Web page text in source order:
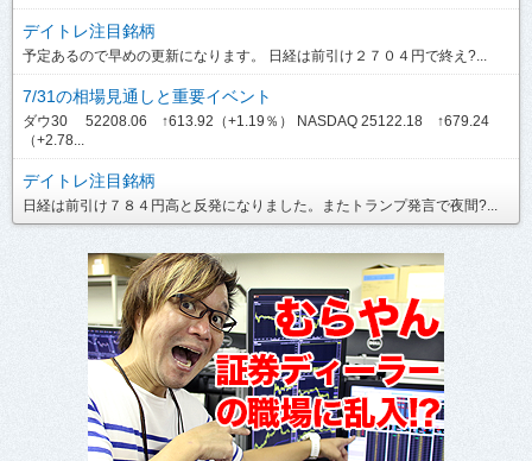
デイトレ注目銘柄
予定あるので早めの更新になります。 日経は前引け２７０４円で終え?...
7/31の相場見通しと重要イベント
ダウ30 52208.06 ↑613.92（+1.19％） NASDAQ 25122.18 ↑679.24
（+2.78...
デイトレ注目銘柄
日経は前引け７８４円高と反発になりました。またトランプ発言で夜間?...